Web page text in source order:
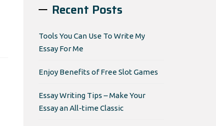
Recent Posts
Tools You Can Use To Write My
Essay For Me
Enjoy Benefits of Free Slot Games
Essay Writing Tips – Make Your
Essay an All-time Classic